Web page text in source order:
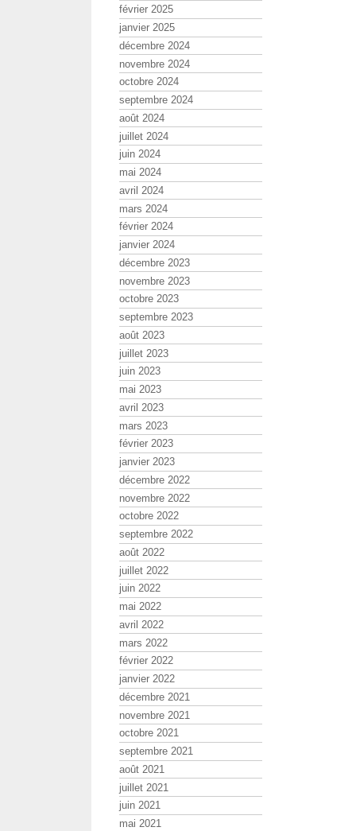
février 2025
janvier 2025
décembre 2024
novembre 2024
octobre 2024
septembre 2024
août 2024
juillet 2024
juin 2024
mai 2024
avril 2024
mars 2024
février 2024
janvier 2024
décembre 2023
novembre 2023
octobre 2023
septembre 2023
août 2023
juillet 2023
juin 2023
mai 2023
avril 2023
mars 2023
février 2023
janvier 2023
décembre 2022
novembre 2022
octobre 2022
septembre 2022
août 2022
juillet 2022
juin 2022
mai 2022
avril 2022
mars 2022
février 2022
janvier 2022
décembre 2021
novembre 2021
octobre 2021
septembre 2021
août 2021
juillet 2021
juin 2021
mai 2021